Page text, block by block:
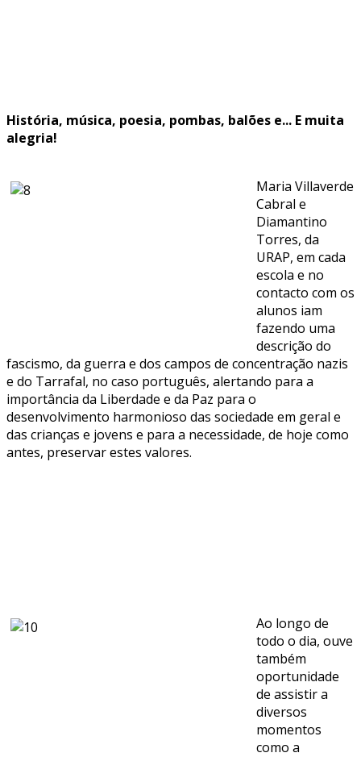
História, música, poesia, pombas, balões e... E muita
alegria!
Maria Villaverde
Cabral e
Diamantino
Torres, da
URAP, em cada
escola e no
contacto com os
alunos iam
fazendo uma
descrição do
fascismo, da guerra e dos campos de concentração nazis
e do Tarrafal, no caso português, alertando para a
importância da Liberdade e da Paz para o
desenvolvimento harmonioso das sociedade em geral e
das crianças e jovens e para a necessidade, de hoje como
antes, preservar estes valores.
Ao longo de
todo o dia, ouve
também
oportunidade
de assistir a
diversos
momentos
como a